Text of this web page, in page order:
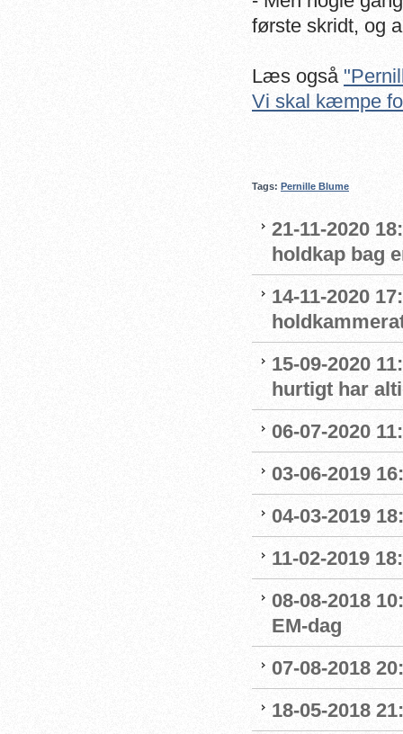
første skridt, og
Læs også
Vi skal kæmpe
Tags: Pernille Blume
21-11-2020
holdkap bag
14-11-2020
15-09-2020
hurtigt har
06-07-2020
03-06-2019
04-03-2019
11-02-2019
08-08-2018
EM-dag
07-08-2018
18-05-2018